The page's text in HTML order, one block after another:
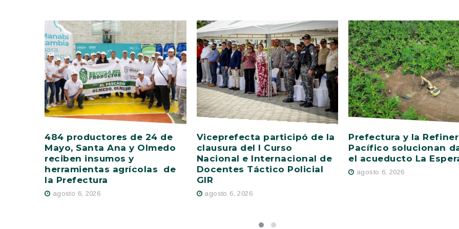
484 productores de 24 de
Mayo, Santa Ana y Olmedo
reciben insumos y
herramientas agrícolas de
la Prefectura
agosto 6, 2026
Viceprefecta participó de la
clausura del I Curso
Nacional e Internacional de
Docentes Táctico Policial
GIR
agosto 6, 2026
Prefectura y la
Pacífico solucionan
el acueducto La
agosto 6, 2026